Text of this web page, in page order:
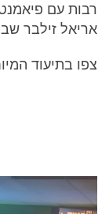
רבות עם
אריאל זילבר
צפו בתיעוד